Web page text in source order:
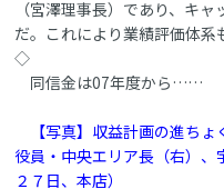
（宮澤理事長）であり、キ
だ。これにより業績評価体系
◇
同信金は07年度から……
【写真】収益計画の進ちょ
役員・中央エリア長（右）
２７日、本店）